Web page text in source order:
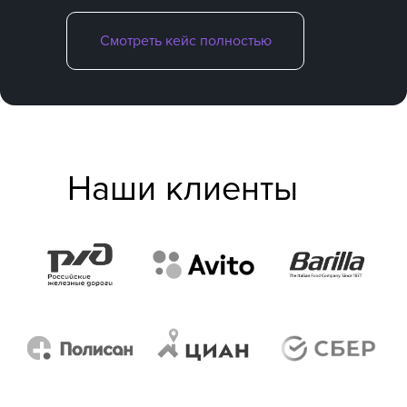
Смотреть кейс полностью
Наши клиенты